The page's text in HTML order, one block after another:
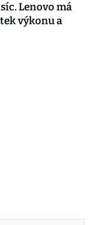
Lenovo má
výkonu a